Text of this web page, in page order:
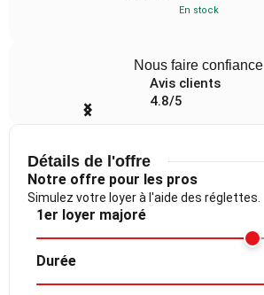
En stock
Nous faire confiance
Avis clients
4.8/5
Item
4
Détails de l'offre
Notre offre pour les pros
Simulez votre loyer à l'aide des réglettes.
1er loyer majoré
Durée